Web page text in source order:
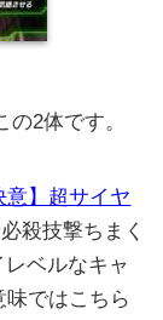
の2体です。
意】超サイヤ
殺技撃ちまく
ベルなキャ
ではこちら